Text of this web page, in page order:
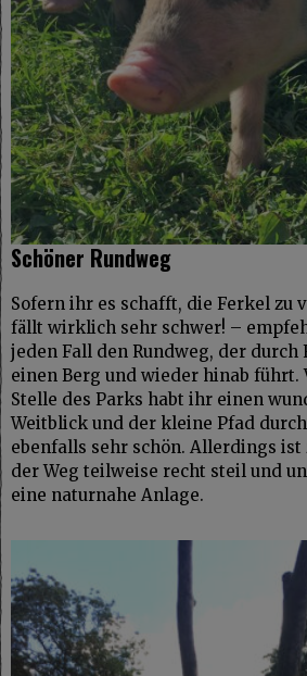
Schöner Rundweg
Sofern ihr es schafft, die Ferkel zu
fällt wirklich sehr schwer! –
jeden Fall den Rundweg, der durch
einen Berg und wieder hinab führt.
Stelle des Parks habt ihr einen
Weitblick und der kleine Pfad
ebenfalls sehr schön. Allerdings ist
der Weg teilweise recht steil und
eine naturnahe Anlage.